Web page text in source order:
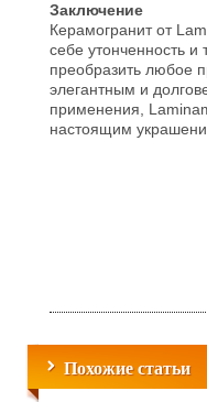
Заключение
Керамогранит от
себе утонченность
преобразить любое
элегантным и
применения,
настоящим
Похожие статьи